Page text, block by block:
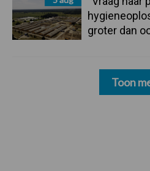
groter dan
Toon